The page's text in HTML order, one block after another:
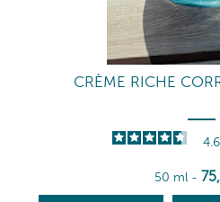
CRÈME RICHE
4.6
50 ml - 75